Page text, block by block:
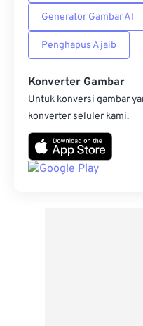
Generator Gambar AI
Penghapus Ajaib
Konverter Gambar
Untuk konversi gambar
konverter seluler kami.